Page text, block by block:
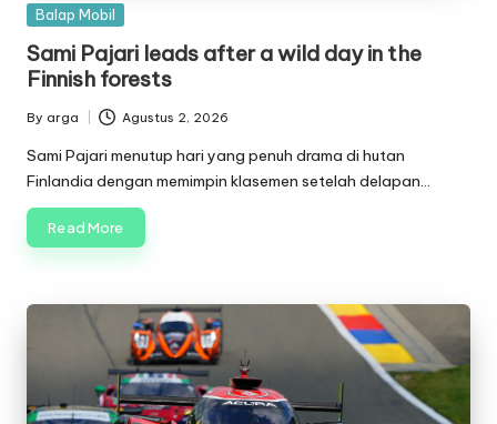
Posted
Balap Mobil
Sami Pajari leads after a wild day in the
Finnish forests
Posted
by
By arga Agustus 2, 2026
Sami Pajari menutup hari yang penuh drama di hutan
Finlandia dengan memimpin klasemen setelah delapan…
Read More